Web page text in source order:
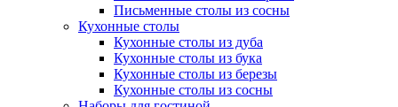
Письменные столы из сосны
Кухонные столы
Кухонные столы из дуба
Кухонные столы из бука
Кухонные столы из березы
Кухонные столы из сосны